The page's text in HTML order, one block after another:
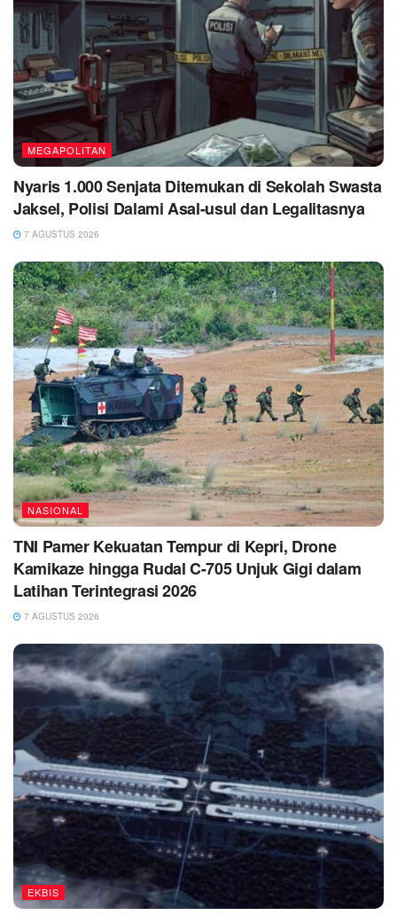
MEGAPOLITAN
Nyaris 1.000 Senjata Ditemukan di Sekolah Swasta
Jaksel, Polisi Dalami Asal-usul dan Legalitasnya
7 AGUSTUS 2026
NASIONAL
TNI Pamer Kekuatan Tempur di Kepri, Drone
Kamikaze hingga Rudal C-705 Unjuk Gigi dalam
Latihan Terintegrasi 2026
7 AGUSTUS 2026
EKBIS